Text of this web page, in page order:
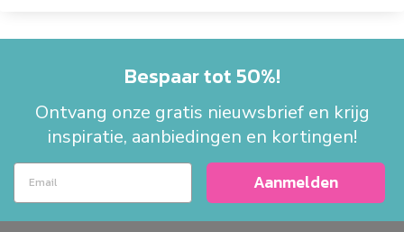
Bespaar tot 50%!
Ontvang onze gratis nieuwsbrief en krijg
inspiratie, aanbiedingen en kortingen!
Aanmelden